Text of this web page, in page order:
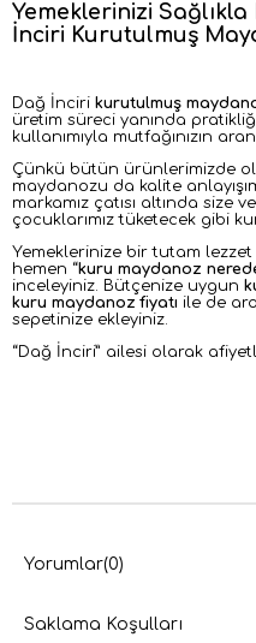
Yemeklerinizi Sağlıkla
İnciri Kurutulmuş M
Dağ İnciri kurutulmuş
üretim süreci yanında
kullanımıyla mutfağınızın
Çünkü bütün ürünlerimizde
maydanozu da kalite
markamız çatısı altında size
çocuklarımız tüketecek gibi
Yemeklerinize bir tutam
hemen “kuru maydanoz
inceleyiniz. Bütçenize uygun
kuru maydanoz fiyatı ile de
sepetinize ekleyiniz.
“Dağ İnciri” ailesi olarak
Yorumlar(0)
Saklama Koşulları